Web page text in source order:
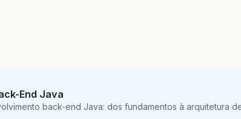
End Java
back-end Java: dos fundamentos à arquitetura